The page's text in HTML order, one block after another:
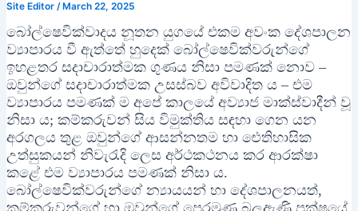
Site Editor / March 22, 2025
බෝල්ෂෙවික්වාදය නූතන යුගයේ එකම අවංක දේශපාලන
ව්‍යාපාරය වී ඇත්තේ හුදෙක් බෝල්ෂෙවික්වරුන්ගේ
ඉහළතර සදාචාරාත්මක ගුණය නිසා පමණක් නොව –
ඔවුන්ගේ සදාචාරාත්මක උසස්බව අවිවාදිත ය – එම
ව්‍යාපාරය පමණක් ම අපේ කාලයේ අව්‍යාජ මාක්ස්වාදීන් වූ
නිසා ය; කම්කරුවන් සිය විමුක්තිය සඳහා ගෙන යන
අරගලය තුළ ඔවුන්ගේ ආසන්නතම හා ඓතිහාසික
උත්සුකයන් නිවැරැදි ලෙස අර්ථකථනය කර ආරක්ෂා
කළේ එම ව්‍යාපාරය පමණක් නිසා ය.
බෝල්ෂෙවික්වරුන්ගේ න්‍යායයන් හා දේශපාලනයත්,
කම්කරුවන්ගේ හා ඔවුන්ගේ පෙරමුණු බලඇණි පක්ෂයේ